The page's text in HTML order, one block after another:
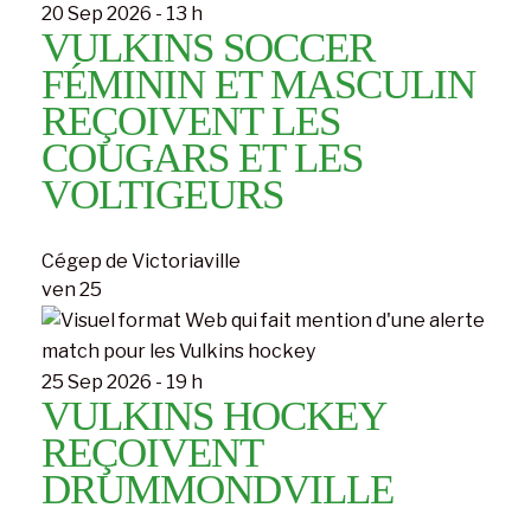
20 Sep 2026 - 13 h
VULKINS SOCCER
FÉMININ ET MASCULIN
REÇOIVENT LES
COUGARS ET LES
VOLTIGEURS
Cégep de Victoriaville
ven25
25 Sep 2026 - 19 h
VULKINS HOCKEY
REÇOIVENT
DRUMMONDVILLE